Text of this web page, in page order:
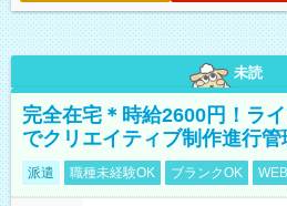
未読
完全在宅＊時給2600円！ラ
でクリエイティブ制作進行管
派遣 職種未経験OK ブランクOK